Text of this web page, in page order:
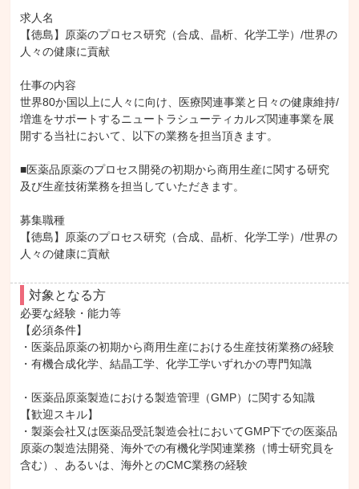
求人名
【徳島】原薬のプロセス研究（合成、晶析、化学工学）/世界の
人々の健康に貢献
仕事の内容
世界80か国以上に人々に向け、医療関連事業と日々の健康維持/
増進をサポートするニュートラシューティカルズ関連事業を展
開する当社において、以下の業務を担当頂きます。
■医薬品原薬のプロセス開発の初期から商用生産に関する研究
及び生産技術業務を担当していただきます。
募集職種
【徳島】原薬のプロセス研究（合成、晶析、化学工学）/世界の
人々の健康に貢献
対象となる方
必要な経験・能力等
【必須条件】
・医薬品原薬の初期から商用生産における生産技術業務の経験
・有機合成化学、結晶工学、化学工学いずれかの専門知識
・医薬品原薬製造における製造管理（GMP）に関する知識
【歓迎スキル】
・製薬会社又は医薬品受託製造会社においてGMP下での医薬品
原薬の製造法開発、海外での有機化学関連業務（博士研究員を
含む）、あるいは、海外とのCMC業務の経験